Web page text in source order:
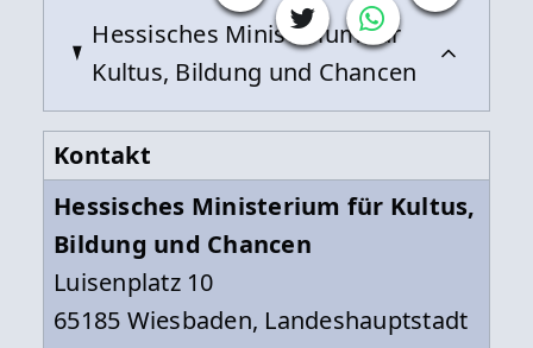
Hessisches Ministerium für
Kultus, Bildung und Chancen
Kontakt
Hessisches Ministerium für Kultus,
Bildung und Chancen
Luisenplatz 10
65185 Wiesbaden, Landeshauptstadt